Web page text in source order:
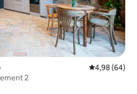
Gemiddelde
4,98 (64)
2